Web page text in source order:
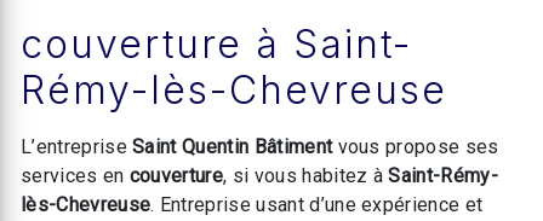
couverture à Saint-
Rémy-lès-Chevreuse
L’entrepriseSaint Quentin Bâtimentvous propose ses
services en couverture, si vous habitez àSaint-Rémy-
lès-Chevreuse. Entreprise usant d’une expérience et